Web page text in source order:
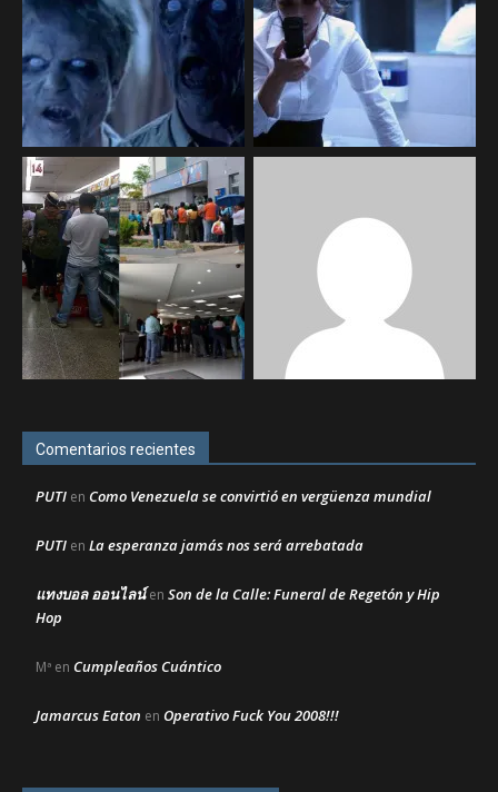
Comentarios recientes
PUTI en Como Venezuela se convirtió en vergüenza mundial
PUTI en La esperanza jamás nos será arrebatada
แทงบอล ออนไลน์en Son de la Calle: Funeral de Regetón y Hip
Hop
Mª en Cumpleaños Cuántico
Jamarcus Eaton en Operativo Fuck You 2008!!!